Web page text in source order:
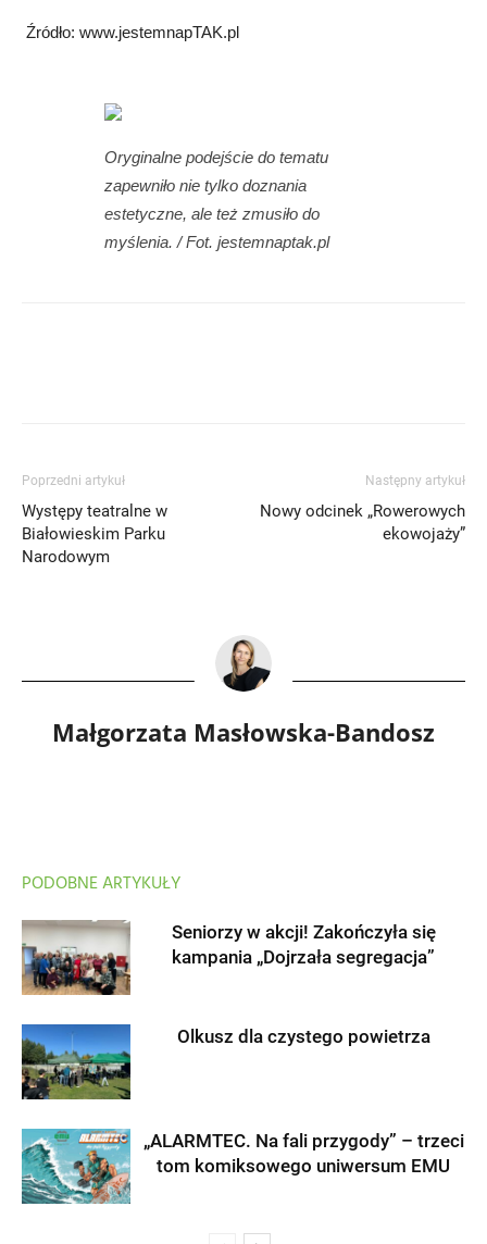
Źródło: www.jestemnapTAK.pl
Oryginalne podejście do tematu
zapewniło nie tylko doznania
estetyczne, ale też zmusiło do
myślenia. / Fot. jestemnaptak.pl
Poprzedni artykuł
Występy teatralne w
Białowieskim Parku
Narodowym
Następny artykuł
Nowy odcinek „Rowerowych
ekowojaży”
Małgorzata Masłowska-Bandosz
PODOBNE ARTYKUŁY
Seniorzy w akcji! Zakończyła się
kampania „Dojrzała segregacja”
Olkusz dla czystego powietrza
„ALARMTEC. Na fali przygody” – trzeci
tom komiksowego uniwersum EMU